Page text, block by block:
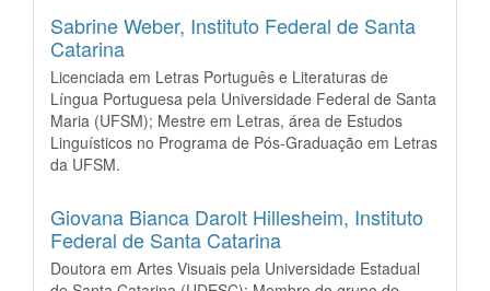
Sabrine Weber, Instituto Federal de Santa
Catarina
Licenciada em Letras Português e Literaturas de
Língua Portuguesa pela Universidade Federal de Santa
Maria (UFSM); Mestre em Letras, área de Estudos
Linguísticos no Programa de Pós-Graduação em Letras
da UFSM.
Giovana Bianca Darolt Hillesheim, Instituto
Federal de Santa Catarina
Doutora em Artes Visuais pela Universidade Estadual